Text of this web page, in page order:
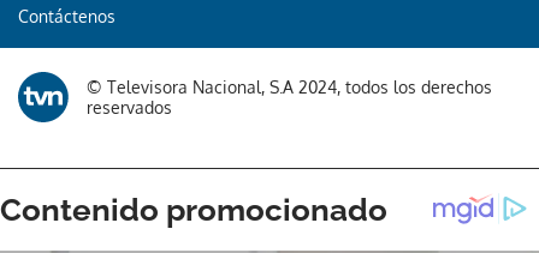
Contáctenos
© Televisora Nacional, S.A 2024, todos los derechos
reservados